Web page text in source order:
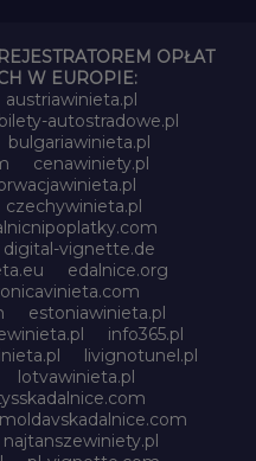
OPŁAT
W EUROPIE:
austriawinieta.pl
bilety-autostradowe.pl
bulgariawinieta.pl
cenawiniety.pl
czechywinieta.pl
digital-vignette.de
edalnice.org
estoniawinieta.pl
info365.pl
livignotunel.pl
lotvawinieta.pl
moldavskadalnice.com
najtanszewiniety.pl